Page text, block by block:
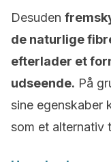
Desuden
de naturlige
efterlader et
udseende. På
sine egenskaber
som et alternativ